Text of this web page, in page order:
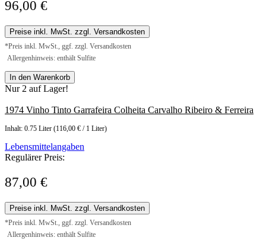
96,00 €
Preise inkl. MwSt. zzgl. Versandkosten
*Preis inkl. MwSt., ggf. zzgl. Versandkosten
Allergenhinweis: enthält Sulfite
In den Warenkorb
Nur 2 auf Lager!
1974 Vinho Tinto Garrafeira Colheita Carvalho Ribeiro & Ferreira
Inhalt: 0.75 Liter (116,00 € / 1 Liter)
Lebensmittelangaben
Regulärer Preis:
87,00 €
Preise inkl. MwSt. zzgl. Versandkosten
*Preis inkl. MwSt., ggf. zzgl. Versandkosten
Allergenhinweis: enthält Sulfite